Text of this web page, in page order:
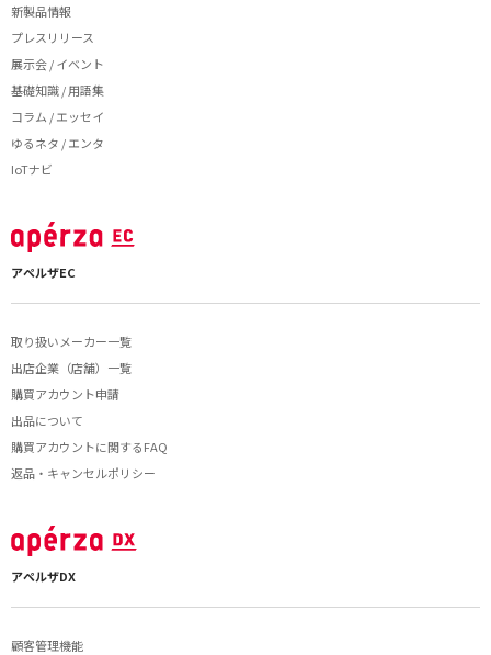
新製品情報
プレスリリース
展示会 / イベント
基礎知識 / 用語集
コラム / エッセイ
ゆるネタ / エンタ
IoTナビ
アペルザEC
取り扱いメーカー一覧
出店企業（店舗）一覧
購買アカウント申請
出品について
購買アカウントに関するFAQ
返品・キャンセルポリシー
アペルザDX
顧客管理機能